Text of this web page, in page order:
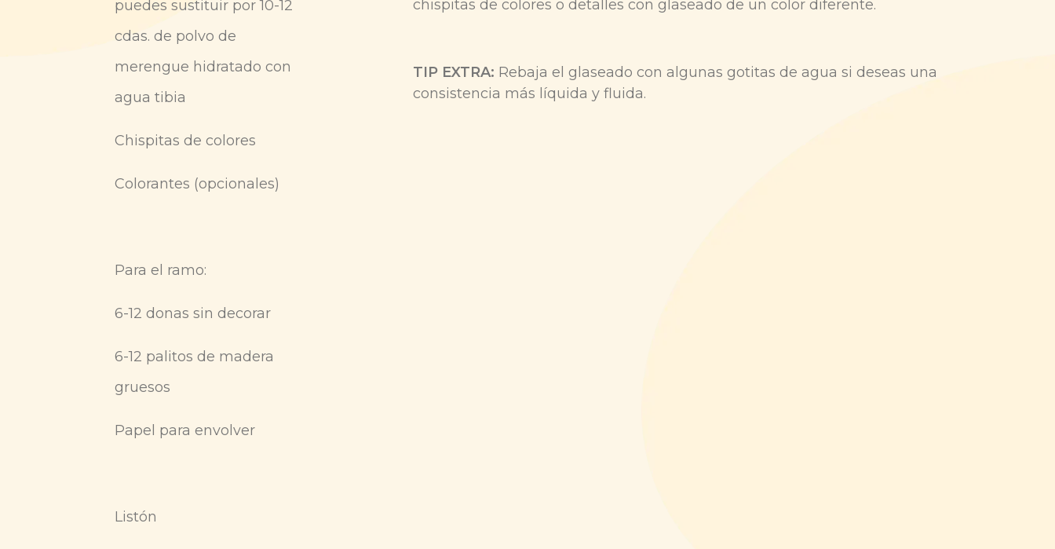
puedes sustituir por 10-12
cdas. de polvo de
merengue hidratado con
agua tibia
Chispitas de colores
Colorantes (opcionales)
Para el ramo:
6-12 donas sin decorar
6-12 palitos de madera
gruesos
Papel para envolver
Listón
chispitas de colores o detalles con glaseado de un color diferente.
TIP EXTRA: Rebaja el glaseado con algunas gotitas de agua si deseas una
consistencia más líquida y fluida.